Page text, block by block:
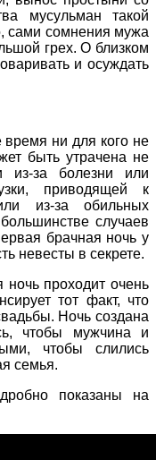
мусульман такой
сами сомнения мужа
грех. О близком
и осуждать
ни для кого не
быть утрачена не
за болезни или
приводящей к
из-за обильных
случаев
брачная ночь у
невесты в секрете.
проходит очень
тот факт, что
Ночь создана
чтобы мужчина и
чтобы слились
семья.
показаны на